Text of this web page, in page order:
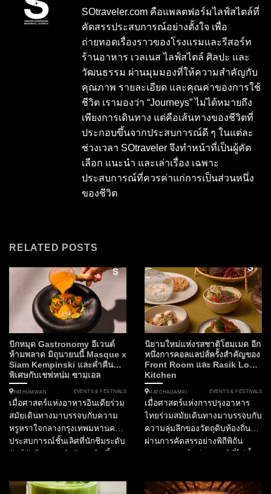
SOtraveler.com คือแพลตฟอร์มไลฟ์สไตล์ที่
คัดสรรประสบการณ์อย่างตั้งใจ เพื่อ
ถ่ายทอดเรื่องราวของโรงแรมและรีสอร์ท
ร้านอาหาร เวลเนส ไลฟ์สไตล์ ศิลปะ และ
วัฒนธรรม ผ่านมุมมองที่ให้ความสำคัญกับ
คุณภาพ รายละเอียด และคุณค่าของการใช้
ชีวิต เรามองว่า “Journeys” ไม่ได้หมายถึง
เพียงการเดินทาง แต่คือเส้นทางของชีวิตที่
ประกอบขึ้นจากประสบการณ์ดี ๆ ในแต่ละ
ช่วงเวลา SOtraveler จึงทำหน้าที่เป็นผู้คัด
เลือก แนะนำ และเล่าเรื่อง เฉพาะ
ประสบการณ์ที่ควรค่าแก่การเป็นส่วนหนึ่ง
ของชีวิต
RELATED POSTS
ปักหมุด Gastronomy อีเวนต์
ห้ามพลาด มิถุนายนนี้ Masque x
Siam Kempinski และค่ำคืน
พิเศษกับเชฟหนุ่ม ซามูเอล
PATHUMWAN EVENTS & FESTIVALS
เมื่อศาสตร์แห่งอาหารอินเดียร่วม
สมัยเดินทางมาบรรจบกับความ
หรูหราใจกลางกรุงเทพมหานคร
ประสบการณ์ชั้นเลิศที่นักชิมระดับ
SOtraveler เรามีความยินดีที่จะ
นำเสนอการร่วมมือครั้งสำคัญที่
นิยามใหม่แห่งรสชาติโฮมเมด อีก
หนึ่งการคอลแลปส์ครั้งสำคัญของ
Front Room และ Rasik Local
Kitchen
RATCHADAMRI EVENTS & FESTIVALS
เมื่อศาสตร์แห่งการปรุงอาหาร
ไทยร่วมสมัยเดินทางมาบรรจบกับ
ความลุ่มลึกของวัตถุดิบท้องถิ่นที่
ผ่านการคัดสรรอย่างพิถีพิถัน
กรุงเทพมหานคร สำหรับไฟน์ได
นิ่งเลิฟเวอร์ที่กำลังมองหา